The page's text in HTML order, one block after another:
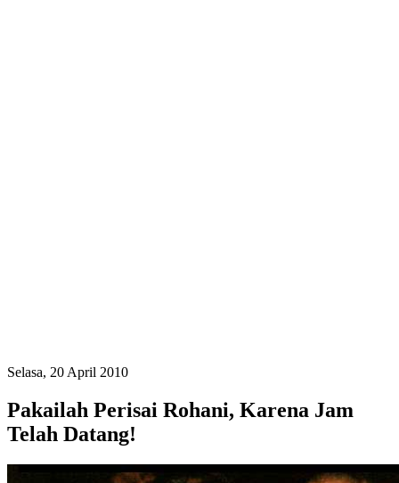
Selasa, 20 April 2010
Pakailah Perisai Rohani, Karena Jam
Telah Datang!